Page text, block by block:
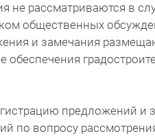
не рассматриваются в
общественных
и замечания
обеспечения
предложений и
по вопросу